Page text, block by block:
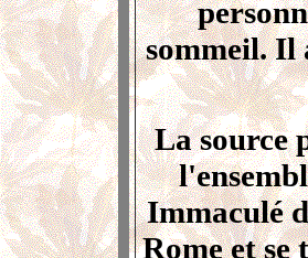
sommeil. Il
La source
Immaculé
Rome et